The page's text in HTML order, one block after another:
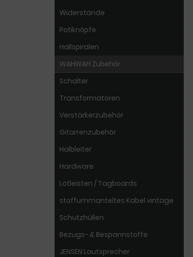
Widerstände
Potiknöpfe
Hallspiralen
WAHWAH Zubehör
Schalter
Transformatoren
Verstärkerzubehör
Gitarrenzubehör
Halbleiter
Hardware
Lötleisten / Tagboards
stoffummanteltes Kabel vintage
Schutzhüllen
Bezugs- & Bespannstoffe
JENSEN Lautsprecher